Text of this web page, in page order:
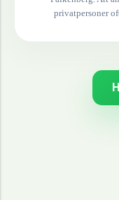
privatpersoner